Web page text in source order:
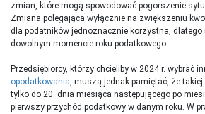
zmian, które mogą spowodować pogorszenie
Zmiana polegająca wyłącznie na zwiększeniu
dla podatników jednoznacznie korzystna,
dowolnym momencie roku podatkowego.
Przedsiębiorcy, którzy chcieliby w 2024 r. wybrać
opodatkowania, muszą jednak pamiętać, że
tylko do 20. dnia miesiąca następującego po
pierwszy przychód podatkowy w danym roku. W